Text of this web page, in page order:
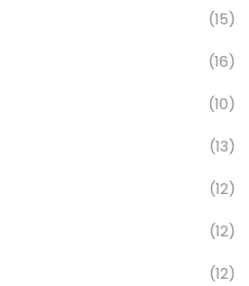
(15)
(16)
(10)
(13)
(12)
(12)
(12)